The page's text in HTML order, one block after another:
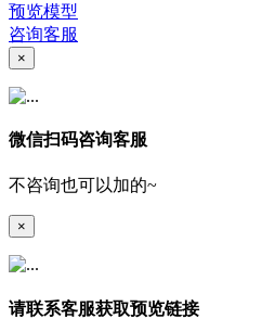
预览模型
咨询客服
×
微信扫码咨询客服
不咨询也可以加的~
×
请联系客服获取预览链接